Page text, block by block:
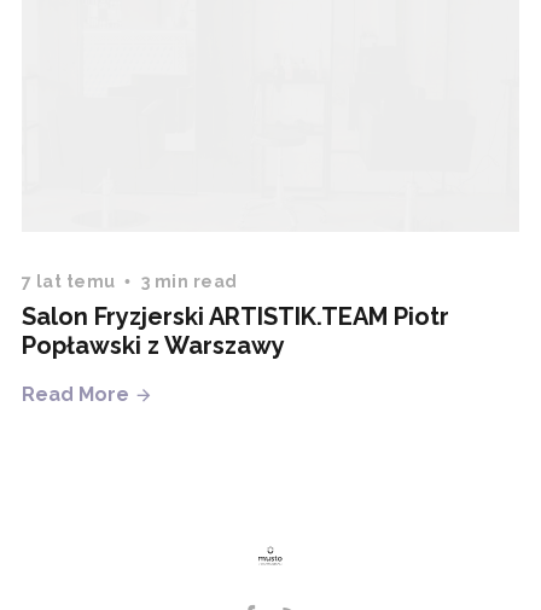
7 lat temu 3 min read
Salon Fryzjerski ARTISTIK.TEAM Piotr
Popławski z Warszawy
Read More